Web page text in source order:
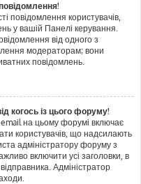
повідомлення користувачів,
у вашій Панелі керування.
від одного з
модераторам; вони
повідомлень.
когось із цього форуму!
на цьому форумі включає
користувачів, що надсилають
адміністратору форуму з
включити усі заголовки, в
Адміністратор